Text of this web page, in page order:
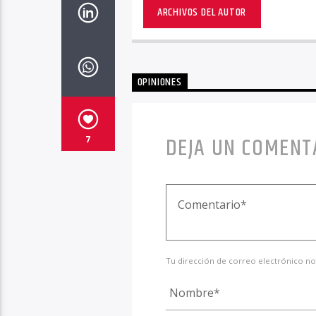
7
ARCHIVOS DEL AUTOR
OPINIONES
DEJA UN
Tu dirección de correo electrónico no